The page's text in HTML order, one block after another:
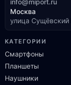
Москва
улица Сущёвский
КАТЕГОРИИ
Смартфоны
Планшеты
Наушники